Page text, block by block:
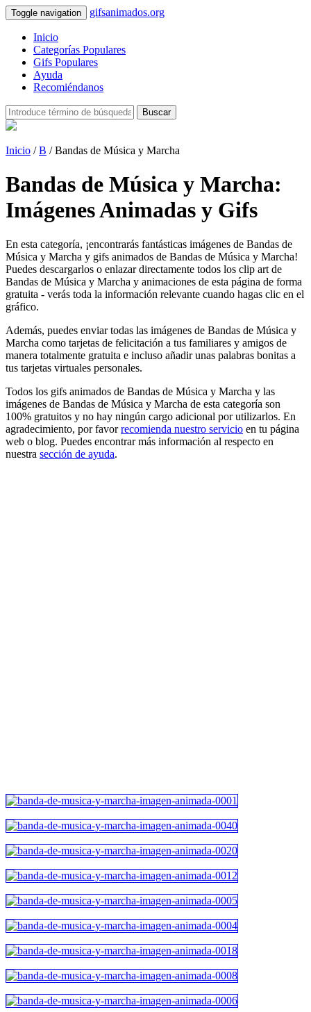
Toggle navigation gifsanimados.org
Inicio
Categorías Populares
Gifs Populares
Ayuda
Recomiéndanos
Buscar
Inicio /B / Bandas de Música y Marcha
Bandas de Música y Marcha:
Imágenes Animadas y Gifs
En esta categoría, ¡encontrarás fantásticas imágenes de Bandas de
Música y Marcha y gifs animados de Bandas de Música y Marcha!
Puedes descargarlos o enlazar directamente todos los clip art de
Bandas de Música y Marcha y animaciones de esta página de forma
gratuita - verás toda la información relevante cuando hagas clic en el
gráfico.
Además, puedes enviar todas las imágenes de Bandas de Música y
Marcha como tarjetas de felicitación a tus familiares y amigos de
manera totalmente gratuita e incluso añadir unas palabras bonitas a
tus tarjetas virtuales personales.
Todos los gifs animados de Bandas de Música y Marcha y las
imágenes de Bandas de Música y Marcha de esta categoría son
100% gratuitos y no hay ningún cargo adicional por utilizarlos. En
agradecimiento, por favorrecomienda nuestro servicio en tu página
web o blog. Puedes encontrar más información al respecto en
nuestra sección de ayuda.